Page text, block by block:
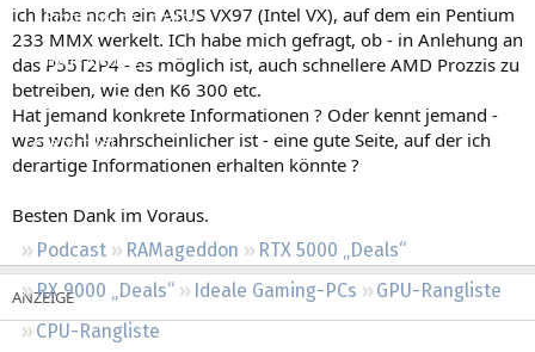
Empfohlene Inhalte
Neue Beiträge
Neueste Aktivitäten
Leserartikel
Podcast RAMageddon
RTX 5000 „Deals“
RX 9000 „Deals“
Ideale Gaming-PCs
GPU-Rangliste
CPU-Rangliste
ich habe noch ein ASUS VX97 (Intel VX), auf dem ein Pentium
233 MMX werkelt. ICh habe mich gefragt, ob - in Anlehung an
das P55T2P4 - es möglich ist, auch schnellere AMD Prozzis zu
betreiben, wie den K6 300 etc.
Hat jemand konkrete Informationen ? Oder kennt jemand -
was wohl wahrscheinlicher ist - eine gute Seite, auf der ich
derartige Informationen erhalten könnte ?
Besten Dank im Voraus.